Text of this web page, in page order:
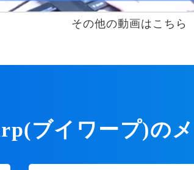
その他の動画はこちら
ブイワープ)の